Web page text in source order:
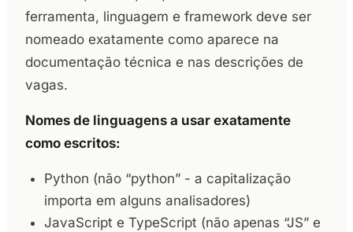
ferramenta, linguagem e framework deve ser
nomeado exatamente como aparece na
documentação técnica e nas descrições de
vagas.
Nomes de linguagens a usar exatamente
como escritos:
Python (não “python” - a capitalização
importa em alguns analisadores)
JavaScript e TypeScript (não apenas “JS” e